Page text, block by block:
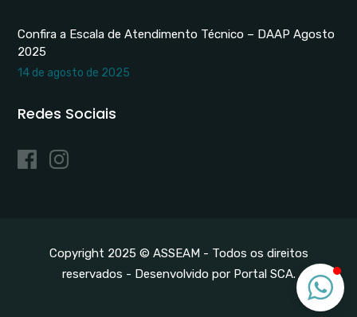
ASSEAM
Confira a Escala de Atendimento Técnico – DAAP Agosto
2025
14 de agosto de 2025
Redes Sociais
Copyright 2025 © ASSEAM - Todos os direitos
reservados - Desenvolvido por Portal SCA.